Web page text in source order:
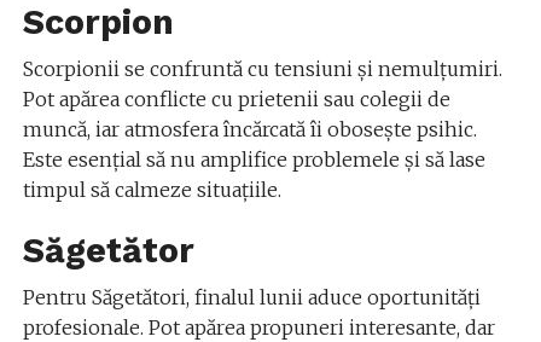
Scorpion
Scorpionii se confruntă cu tensiuni și nemulțumiri.
Pot apărea conflicte cu prietenii sau colegii de
muncă, iar atmosfera încărcată îi obosește psihic.
Este esențial să nu amplifice problemele și să lase
timpul să calmeze situațiile.
Săgetător
Pentru Săgetători, finalul lunii aduce oportunități
profesionale. Pot apărea propuneri interesante, dar